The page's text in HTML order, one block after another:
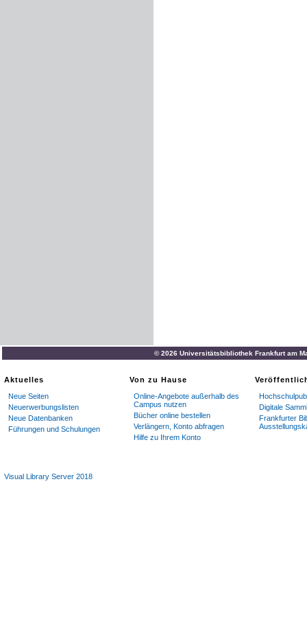
© 2026 Universitätsbibliothek Frankfurt am
Aktuelles
Neue Seiten
Neuerwerbungslisten
Neue Datenbanken
Führungen und Schulungen
Von zu Hause
Online-Angebote außerhalb des
Campus nutzen
Bücher online bestellen
Verlängern, Konto abfragen
Hilfe zu Ihrem Konto
Digitale
Frankfurter
Visual Library Server 2018